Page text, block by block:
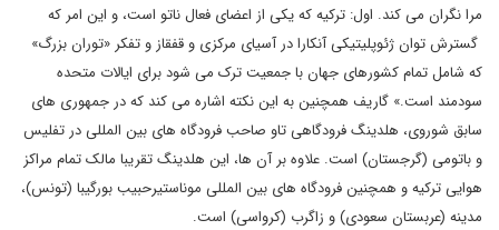
مرا نگران می کند. اول: ترکیه که یکی از اعضای فعال ناتو است، و این امر که
گسترش توان ژئوپلیتیکی آنکارا در آسیای مرکزی و قفقاز و تفکر «توران بزرگ»
که شامل تمام کشورهای جهان با جمعیت ترک می شود برای ایالات متحده
سودمند است.» گاریف همچنین به این نکته اشاره می کند که در جمهوری های
سابق شوروی، هلدینگ فرودگاهی تاو صاحب فرودگاه های بین المللی در تفلیس
و باتومی (گرجستان) است. علاوه بر آن ها، این هلدینگ تقریبا مالک تمام مراکز
هوایی ترکیه و همچنین فرودگاه های بین المللی موناستیرحبیب بورگیبا (تونس)،
مدینه (عربستان سعودی) و زاگرب (کرواسی) است.